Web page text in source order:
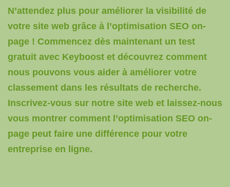
N’attendez plus pour améliorer la visibilité de
votre site web grâce à l’optimisation SEO on-
page ! Commencez dès maintenant un test
gratuit avec Keyboost et découvrez comment
nous pouvons vous aider à améliorer votre
classement dans les résultats de recherche.
Inscrivez-vous sur notre site web et laissez-nous
vous montrer comment l’optimisation SEO on-
page peut faire une différence pour votre
entreprise en ligne.